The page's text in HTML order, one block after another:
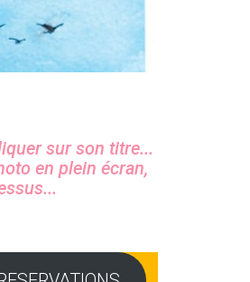
sur son titre...
en plein écran,